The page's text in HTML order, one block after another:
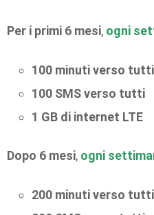
Per i primi 6 mesi, ogni
100 minuti verso tutti
100 SMS verso tutti
1 GB di internet LTE
Dopo 6 mesi, ogni
200 minuti verso tutti